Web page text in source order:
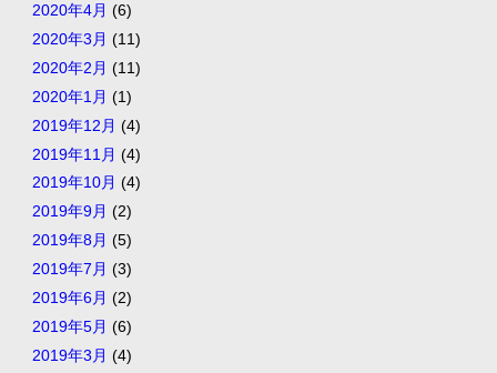
2020年4月 (6)
2020年3月 (11)
2020年2月 (11)
2020年1月 (1)
2019年12月 (4)
2019年11月 (4)
2019年10月 (4)
2019年9月 (2)
2019年8月 (5)
2019年7月 (3)
2019年6月 (2)
2019年5月 (6)
2019年3月 (4)